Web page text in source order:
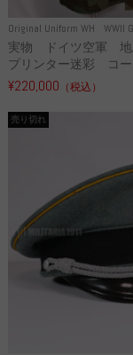
Original Uniform WH WWII
実物 ドイツ空軍
プリンター迷彩 コ
¥220,000 （税込）
売り切れ